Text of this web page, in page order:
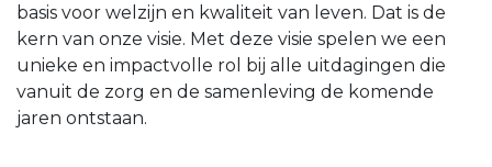
basis voor welzijn en kwaliteit van leven. Dat is de
kern van onze visie. Met deze visie spelen we een
unieke en impactvolle rol bij alle uitdagingen die
vanuit de zorg en de samenleving de komende
jaren ontstaan.